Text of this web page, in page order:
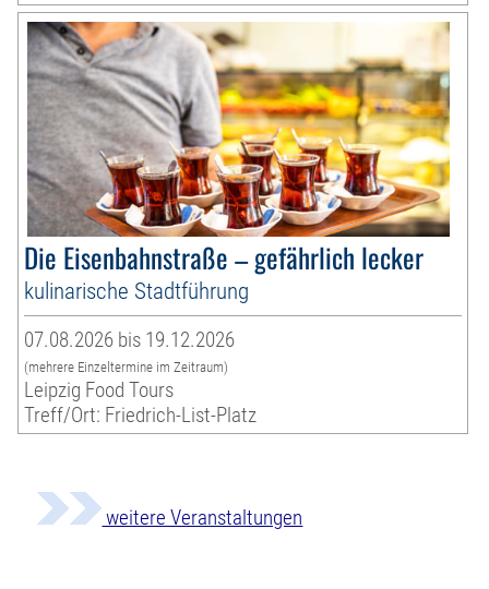
Die Eisenbahnstraße – gefährlich lecker
kulinarische Stadtführung
07.08.2026 bis 19.12.2026
(mehrere Einzeltermine im Zeitraum)
Leipzig Food Tours
Treff/Ort: Friedrich-List-Platz
weitere Veranstaltungen